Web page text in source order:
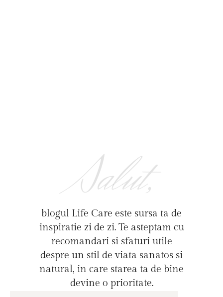
Salut,
blogul Life Care este sursa ta de
inspiratie zi de zi. Te asteptam cu
recomandari si sfaturi utile
despre un stil de viata sanatos si
natural, in care starea ta de bine
devine o prioritate.